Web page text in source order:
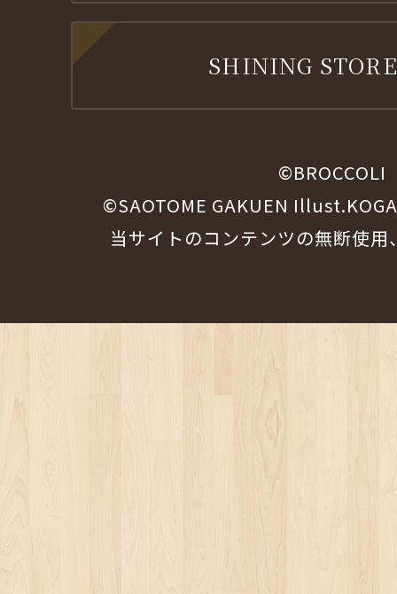
SHINING
©BROCCOLI
©SAOTOME GAKUEN
当サイトのコンテンツの無断使用